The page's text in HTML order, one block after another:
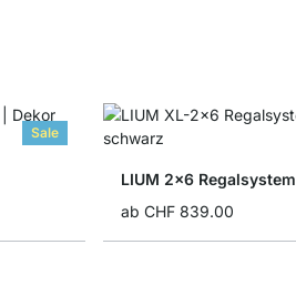
Sale
LIUM 2x6 Regalsystem
ab CHF 839.00